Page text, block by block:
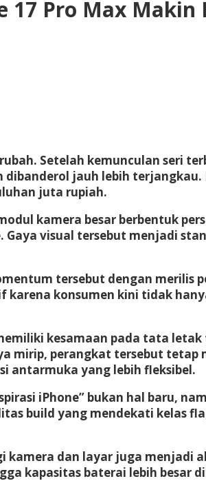
17 Pro Max
Setelah kemunculan seri
jauh lebih
juta rupiah.
kamera besar berbentuk
visual tersebut menjadi
tersebut dengan merilis
karena konsumen kini tidak
kesamaan pada tata
mirip, perangkat tersebut
antarmuka yang lebih fleksibel.
iPhone” bukan hal baru,
build yang mendekati kelas
dan layar juga menjadi
kapasitas baterai lebih besar